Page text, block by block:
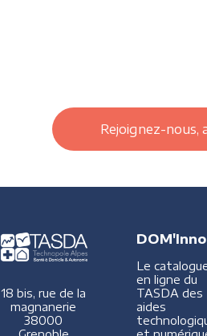
Rejoignez-nous,
18 bis, rue de la
magnanerie
38000
DOM'Inno
Le
en ligne du
TASDA des
aides